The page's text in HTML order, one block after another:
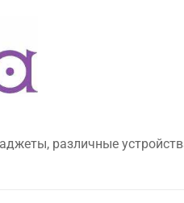
различные